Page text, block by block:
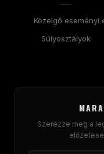
Közelgő esemény
Súlyosztályok
Szerezze meg a